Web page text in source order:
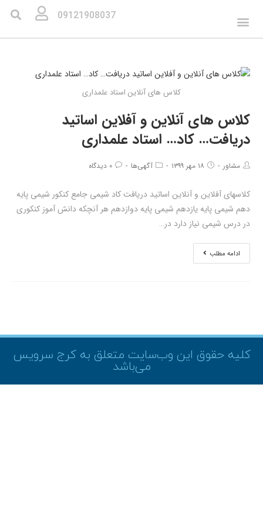
09121908037
کلاس های آنلاین استاد علمداری
کلاس های آنلاین و آفلاین اساتید
دریافت… کاد… استاد علمداری
مشاور ۱۸ مهر ۱۳۹۹ آگهی‌ها ۰ دیدگاه
کلاسهای آفلاین و آنلاین اساتید دریافت کاد شیمی جامع کنکور شیمی پایه
دهم شیمی پایه یازدهم شیمی پایه دوازدهم هر آنچکه دانش آموز کنکوری
در درس شیمی نیاز دارد در…
ادامه مطلب
کلیه حقوق این وب‌سایت متعلق به کرج سرویس
می‌باشد